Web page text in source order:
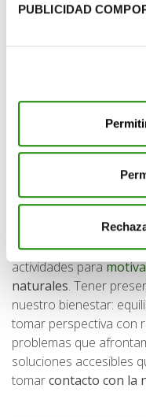
PUBLICIDAD
naturaleza en los
manera se garantiza
obtienen bienestar a
reminiscencias a la
mejor. Y lógicamente
trabajar en Españay
efectos de la
que forman la
contamos con
presente nuestra
lado, siempre que sea
actividades para
naturales. Tener
nuestro bienestar:
tomar perspectiva con
problemas que
soluciones accesibles
tomarcontacto con la